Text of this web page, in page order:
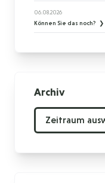
06.08.2026
Können Sie das noch?
Archiv